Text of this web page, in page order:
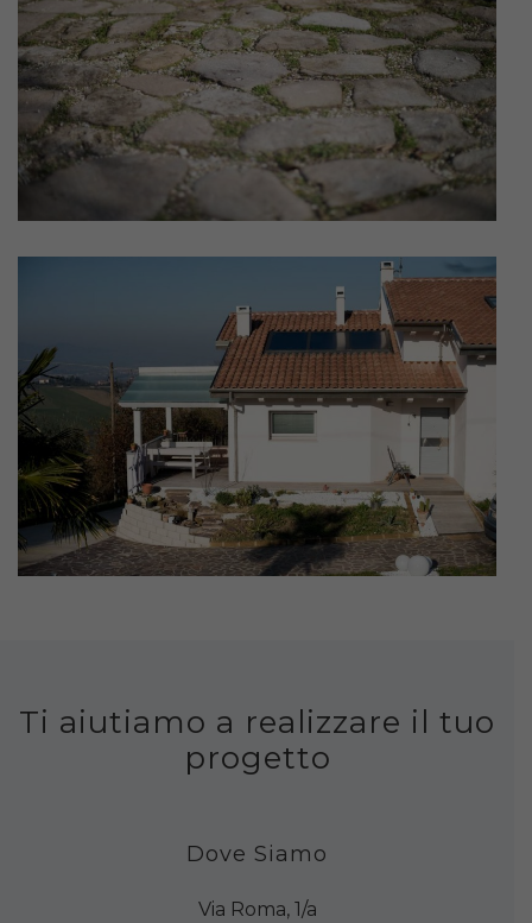
Ti aiutiamo a realizzare il tuo
progetto
Dove Siamo
Via Roma, 1/a